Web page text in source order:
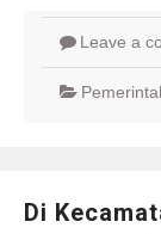
Leave a
Di